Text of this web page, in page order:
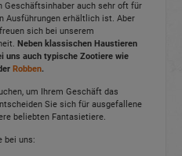
Geschäftsinhaber auch sehr oft für
Ausführungen erhältlich ist. Aber
sich bei unserem
Neben klassischen Haustieren
uns auch typische Zootiere wie
Robben.
um Ihrem Geschäft das
Sie sich für ausgefallene
beliebten Fantasietiere.
bei uns: